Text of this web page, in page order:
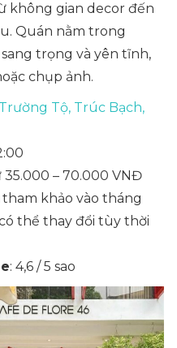
không gian decor đến
Quán nằm trong
trọng và yên tĩnh,
chụp ảnh.
Tộ, Trúc Bạch,
35.000 – 70.000 VNĐ
khảo vào tháng
thể thay đổi tùy thời
: 4,6 / 5 sao